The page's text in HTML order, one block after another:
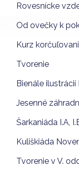
Rovesnícke
Od ovečky k
Kurz
Tvorenie
Bienále ilustrácií
Jesenné
Šarkaniáda I.A,
Kuliškiáda
Tvorenie v V.